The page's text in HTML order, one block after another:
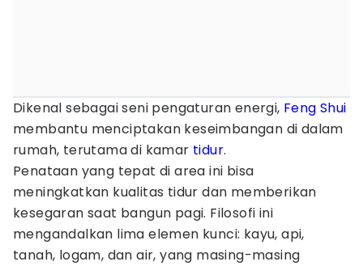
Dikenal sebagai seni pengaturan energi, Feng Shui
membantu menciptakan keseimbangan di dalam
rumah, terutama di kamar tidur.
Penataan yang tepat di area ini bisa
meningkatkan kualitas tidur dan memberikan
kesegaran saat bangun pagi. Filosofi ini
mengandalkan lima elemen kunci: kayu, api,
tanah, logam, dan air, yang masing-masing